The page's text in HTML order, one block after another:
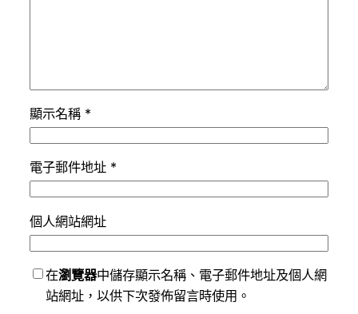
顯示名稱 *
電子郵件地址 *
個人網站網址
在瀏覽器中儲存顯示名稱、電子郵件地址及個人網
站網址，以供下次發佈留言時使用。